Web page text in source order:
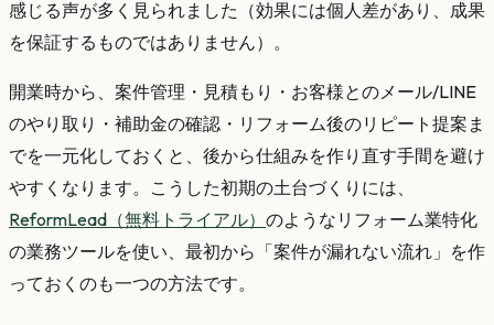
感じる声が多く見られました（効果には個人差があり、成果
を保証するものではありません）。
開業時から、案件管理・見積もり・お客様とのメール/LINE
のやり取り・補助金の確認・リフォーム後のリピート提案ま
でを一元化しておくと、後から仕組みを作り直す手間を避け
やすくなります。こうした初期の土台づくりには、
ReformLead（無料トライアル） のようなリフォーム業特化
の業務ツールを使い、最初から「案件が漏れない流れ」を作
っておくのも一つの方法です。